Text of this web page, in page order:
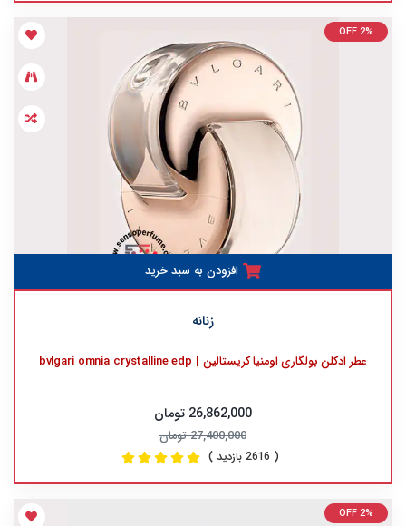
OFF 2%
افزودن به سبد خرید
زنانه
عطر ادکلن بولگاری اومنیا کریستالین | bvlgari omnia crystalline edp
26,862,000 تومان
27,400,000 تومان
( 2616 بازدید )
OFF 2%